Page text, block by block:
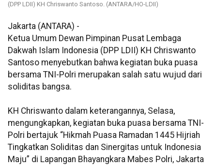
(DPP LDII) KH Chriswanto Santoso. (ANTARA/HO-LDII)
Jakarta (ANTARA) -
Ketua Umum Dewan Pimpinan Pusat Lembaga
Dakwah Islam Indonesia (DPP LDII) KH Chriswanto
Santoso menyebutkan bahwa kegiatan buka puasa
bersama TNI-Polri merupakan salah satu wujud dari
soliditas bangsa.
KH Chriswanto dalam keterangannya, Selasa,
mengungkapkan, kegiatan buka puasa bersama TNI-
Polri bertajuk “Hikmah Puasa Ramadan 1445 Hijriah
Tingkatkan Soliditas dan Sinergitas untuk Indonesia
Maju” di Lapangan Bhayangkara Mabes Polri, Jakarta